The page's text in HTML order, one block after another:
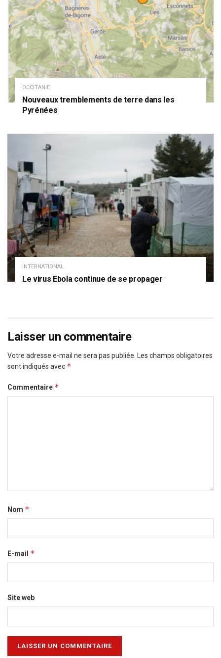
OCCITANIE
Nouveaux tremblements de terre dans les
Pyrénées
INTERNATIONAL
Le virus Ebola continue de se propager
Laisser un commentaire
Votre adresse e-mail ne sera pas publiée. Les champs obligatoires
sont indiqués avec *
Commentaire *
Nom *
E-mail *
Site web